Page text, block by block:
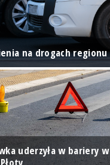
na drogach regionu
uderzyła w bariery w